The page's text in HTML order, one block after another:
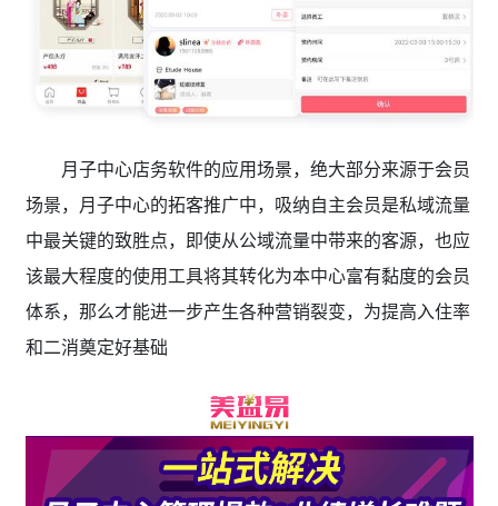
月子中心店务软件的应用场景，绝大部分来源于会员
场景，月子中心的拓客推广中，吸纳自主会员是私域流量
中最关键的致胜点，即使从公域流量中带来的客源，也应
该最大程度的使用工具将其转化为本中心富有黏度的会员
体系，那么才能进一步产生各种营销裂变，为提高入住率
和二消奠定好基础